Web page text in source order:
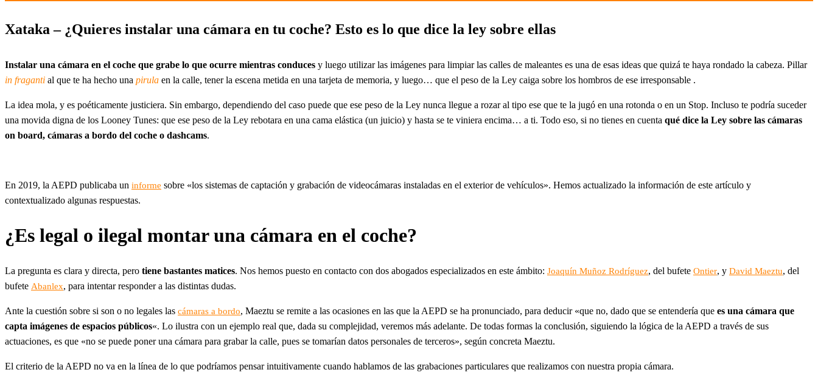
Xataka – ¿Quieres instalar una cámara en tu coche? Esto es lo que dice la ley sobre ellas
Instalar una cámara en el coche que grabe lo que ocurre mientras conduces y luego utilizar las imágenes para limpiar las calles de maleantes es una de esas ideas que quizá te haya rondado la cabeza. Pillar
in fraganti al que te ha hecho una pirula en la calle, tener la escena metida en una tarjeta de memoria, y luego… que el peso de la Ley caiga sobre los hombros de ese irresponsable .
La idea mola, y es poéticamente justiciera. Sin embargo, dependiendo del caso puede que ese peso de la Ley nunca llegue a rozar al tipo ese que te la jugó en una rotonda o en un Stop. Incluso te podría suceder
una movida digna de los Looney Tunes: que ese peso de la Ley rebotara en una cama elástica (un juicio) y hasta se te viniera encima… a ti. Todo eso, si no tienes en cuenta qué dice la Ley sobre las cámaras
on board, cámaras a bordo del coche o dashcams.
En 2019, la AEPD publicaba un informe sobre «los sistemas de captación y grabación de videocámaras instaladas en el exterior de vehículos». Hemos actualizado la información de este artículo y
contextualizado algunas respuestas.
¿Es legal o ilegal montar una cámara en el coche?
La pregunta es clara y directa, pero tiene bastantes matices. Nos hemos puesto en contacto con dos abogados especializados en este ámbito: Joaquín Muñoz Rodríguez, del bufete Ontier, y David Maeztu, del
bufete Abanlex, para intentar responder a las distintas dudas.
Ante la cuestión sobre si son o no legales las cámaras a bordo, Maeztu se remite a las ocasiones en las que la AEPD se ha pronunciado, para deducir «que no, dado que se entendería que es una cámara que
capta imágenes de espacios públicos«. Lo ilustra con un ejemplo real que, dada su complejidad, veremos más adelante. De todas formas la conclusión, siguiendo la lógica de la AEPD a través de sus
actuaciones, es que «no se puede poner una cámara para grabar la calle, pues se tomarían datos personales de terceros», según concreta Maeztu.
El criterio de la AEPD no va en la línea de lo que podríamos pensar intuitivamente cuando hablamos de las grabaciones particulares que realizamos con nuestra propia cámara.